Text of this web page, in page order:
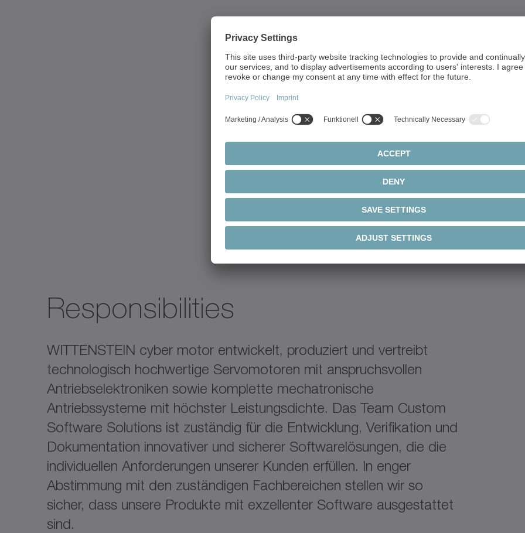
Responsibilities
WITTENSTEIN cyber motor entwickelt, produziert und vertreibt
technologisch hochwertige Servomotoren mit anspruchsvollen
Antriebselektroniken sowie komplette mechatronische
Antriebssysteme mit höchster Leistungsdichte. Das Team Custom
Software Solutions ist zuständig für die Entwicklung, Verifikation und
Dokumentation innovativer und sicherer Softwarelösungen, die die
individuellen Anforderungen unserer Kunden erfüllen. In enger
Abstimmung mit den zuständigen Fachbereichen stellen wir so
sicher, dass unsere Produkte mit exzellenter Software ausgestattet
sind.